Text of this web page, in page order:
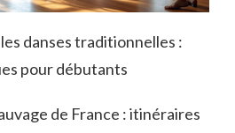
danses traditionnelles :
pour débutants
de France : itinéraires